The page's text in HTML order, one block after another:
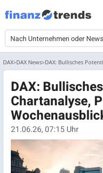
DAX DAX News
DAX:
Chartanalyse,
21.06.26, 07:15 Uhr